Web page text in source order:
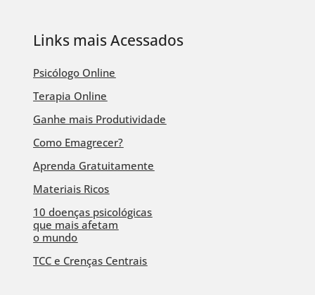
Links mais Acessados
Psicólogo Online
Terapia Online
Ganhe mais Produtividade
Como Emagrecer?
Aprenda Gratuitamente
Materiais Ricos
10 doenças psicológicas
que mais afetam
o mundo
TCC e Crenças Centrais